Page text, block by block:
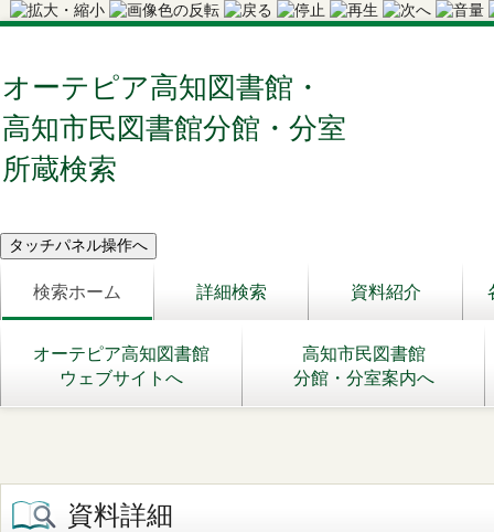
オーテピア高知図書館・
高知市民図書館分館・分室
所蔵検索
検索ホーム 詳細検索 資料紹介
オーテピア高知図書館
ウェブサイトへ
高知市民図書館
分館・分室案内へ
資料詳細